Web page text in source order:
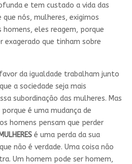
e tem custado a vida das
nós, mulheres, exigimos
eles reagem, porque
exagerado que tinham sobre
da igualdade trabalham junto
a sociedade seja mais
subordinação das mulheres. Mas
é uma mudança de
homens pensam que perder
é uma perda da sua
não é verdade. Uma coisa não
Um homem pode ser homem,